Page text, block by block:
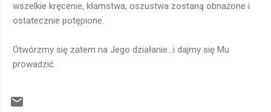
wszelkie kręcenie, kłamstwa, oszustwa zostaną obnażone i
ostatecznie potępione.
Otwórzmy się zatem na Jego działanie...i dajmy się Mu
prowadzić.